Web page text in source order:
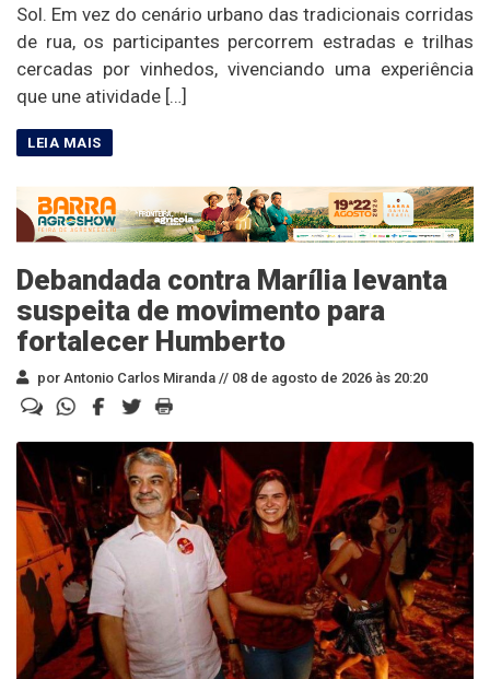
Sol. Em vez do cenário urbano das tradicionais corridas
de rua, os participantes percorrem estradas e trilhas
cercadas por vinhedos, vivenciando uma experiência
que une atividade […]
Debandada contra Marília levanta
suspeita de movimento para
fortalecer Humberto
por Antonio Carlos Miranda // 08 de agosto de 2026 às 20:20